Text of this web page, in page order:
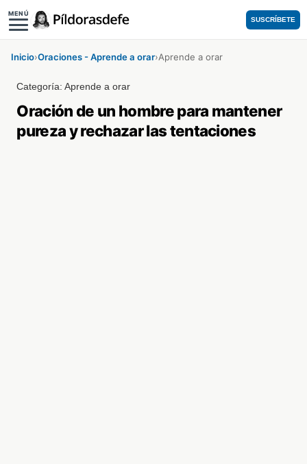
MENÚ
SUSCRÍBETE
Inicio›Oraciones - Aprende a orar›Aprende a orar
Categoría:Aprende a orar
Oración de un hombre para mantener
pureza y rechazar las tentaciones